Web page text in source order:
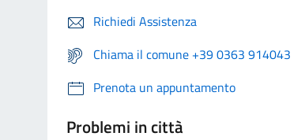
Richiedi Assistenza
Chiama il comune +39 0363 914043
Prenota un appuntamento
Problemi in città